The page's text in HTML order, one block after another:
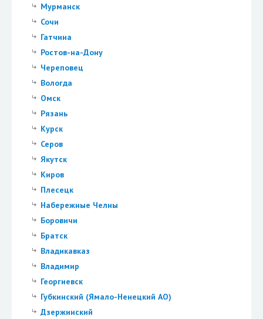
Мурманск
Сочи
Гатчина
Ростов-на-Дону
Череповец
Вологда
Омск
Рязань
Курск
Серов
Якутск
Киров
Плесецк
Набережные Челны
Боровичи
Братск
Владикавказ
Владимир
Георгиевск
Губкинский (Ямало-Ненецкий АО)
Дзержинский